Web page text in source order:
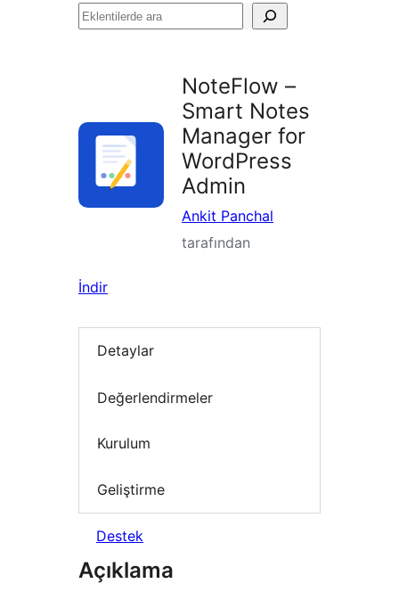
Eklentilerde
NoteFlow –
Smart Notes
Manager for
WordPress
Admin
Ankit Panchal
tarafından
İndir
Detaylar
Değerlendirmeler
Kurulum
Geliştirme
Destek
Açıklama